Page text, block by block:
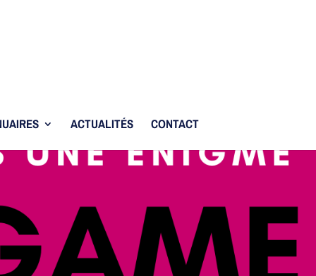
ACTUALITÉS CONTACT